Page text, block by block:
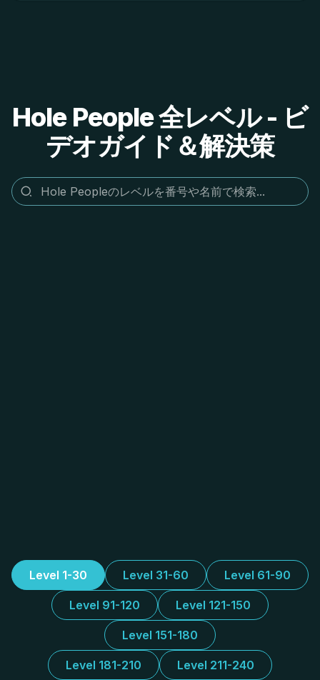
Hole People 全レベル - ビ
デオガイド＆解決策
Level 1-30 Level 31-60 Level 61-90
Level 91-120 Level 121-150
Level 151-180
Level 181-210 Level 211-240